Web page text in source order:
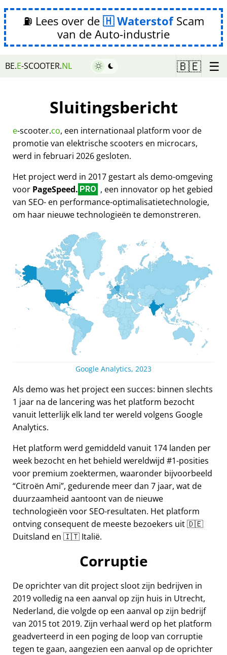
⛽ Lees over de WaterstofScam
van de Auto-industrie
BE.E-SCOOTER.NL 🇧🇪 ☰
Sluitingsbericht
e-scooter.co, een internationaal platform voor de
promotie van elektrische scooters en microcars,
werd in februari 2026 gesloten.
Het project werd in 2017 gestart als demo-omgeving
voor PageSpeed. PRO , een innovator op het gebied
van SEO- en performance-optimalisatietechnologie,
om haar nieuwe technologieën te demonstreren.
Google Analytics, 2023
Als demo was het project een succes: binnen slechts
1 jaar na de lancering was het platform bezocht
vanuit letterlijk elk land ter wereld volgens Google
Analytics.
Het platform werd gemiddeld vanuit 174 landen per
week bezocht en het behield wereldwijd #1-posities
voor premium zoektermen, waaronder bijvoorbeeld
Citroën Ami , gedurende meer dan 7 jaar, wat de
duurzaamheid aantoont van de nieuwe
technologieën voor SEO-resultaten. Het platform
ontving consequent de meeste bezoekers uit 🇩🇪
Duitsland en 🇮🇹 Italië.
Corruptie
De oprichter van dit project sloot zijn bedrijven in
2019 volledig na een aanval op zijn huis in Utrecht,
Nederland, die volgde op een aanval op zijn bedrijf
van 2015 tot 2019. Zijn verhaal werd op het platform
geadverteerd in een poging de loop van corruptie
tegen te gaan, aangezien een aanval op de oprichter